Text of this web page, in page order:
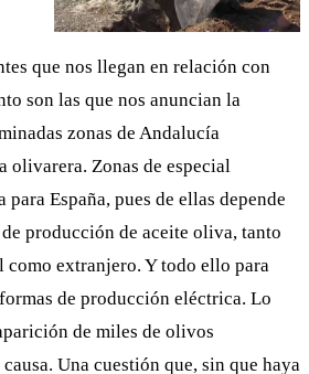
que nos llegan en relación con
son las que nos anuncian la
zonas de Andalucía
olivarera. Zonas de especial
España, pues de ellas depende
producción de aceite oliva, tanto
como extranjero. Y todo ello para
de producción eléctrica. Lo
de miles de olivos
Una cuestión que, sin que haya